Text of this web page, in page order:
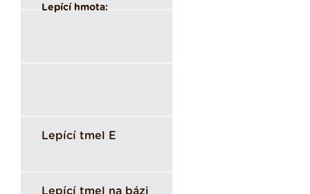
Lepící hmota:
Lepící tmel E
Lepící tmel na bázi